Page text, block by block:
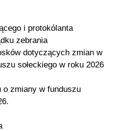
i protokólanta
zebrania
dotyczących zmian w
sołeckiego w roku 2026
o zmiany w funduszu